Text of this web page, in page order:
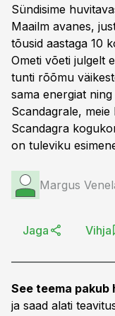
Sündisime
Maailm avanes,
tõusid aastaga 10
Ometi võeti julgelt
tunti rõõmu
sama energiat
Scandagrale,
Scandagra
on tuleviku
Margus
Jaga Vihja
See teema pakub
ja saad alati